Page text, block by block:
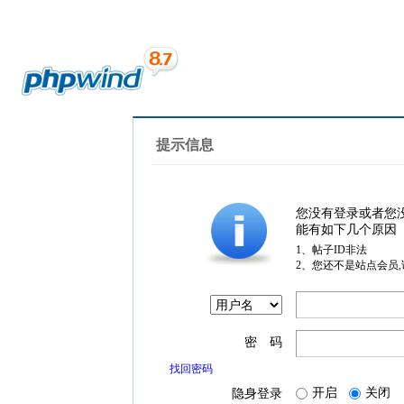
提示信息
您没有登录或者您
能有如下几个原因
1、帖子ID非法
2、您还不是站点会员
密 码
找回密码
隐身登录 开启 关闭